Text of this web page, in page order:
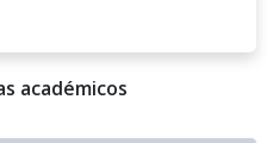
académicos